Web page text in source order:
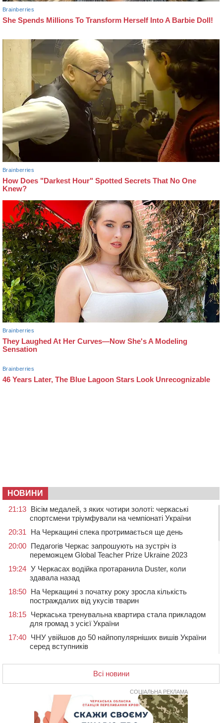
НОВИНИ
21:13 Вісім медалей, з яких чотири золоті: черкаські
спортсмени тріумфували на чемпіонаті України
20:31
На Черкащині спека протримається ще день
20:00 Педагогів Черкас запрошують на зустріч із
переможцем Global Teacher Prize Ukraine 2023
19:24 У Черкасах водійка протаранила Duster, коли
здавала назад
18:50 На Черкащині з початку року зросла кількість
постраждалих від укусів тварин
18:15 Черкаська тренувальна квартира стала прикладом
для громад з усієї України
17:40 ЧНУ увійшов до 50 найпопулярніших вишів України
серед вступників
контейнерний майданчик
16:32
Без розтину грудної клітки: у Черкасах 75-річній
пацієнтці замінили аортальний клапан
У Черкаському онкоцентрі встановили сонячну
електростанцію за понад пів мільйона гривень
Всі новини
СОЦІАЛЬНА РЕКЛАМА